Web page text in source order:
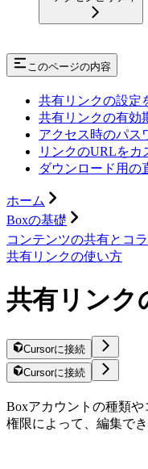
このページの内容
共有リンクの設定
共有リンクの有効
アクセス時のパス
リンクのURLをカ
ダウンロード用の
ホーム
Boxの基礎
コンテンツの共有とコ
共有リンクの使い方
共有リンク
Cursorに接続
Cursorに接続
Boxアカウントの種類
権限によって、編集で